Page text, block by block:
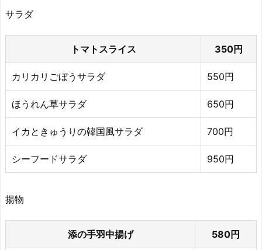
サラダ
トマトスライス 350円
カリカリごぼうサラダ 550円
ほうれん草サラダ 650円
イカときゅうりの韓国風サラダ 700円
シーフードサラダ 950円
揚物
添の手羽中揚げ 580円